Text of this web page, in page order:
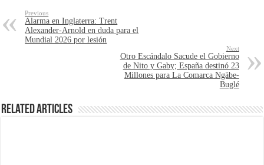
Previous
Alarma en Inglaterra: Trent
Alexander-Arnold en duda para el
Mundial 2026 por lesión
Next
Otro Escándalo Sacude el Gobierno
de Nito y Gaby; España destinó 23
Millones para La Comarca Ngäbe-
Buglé
Related Articles